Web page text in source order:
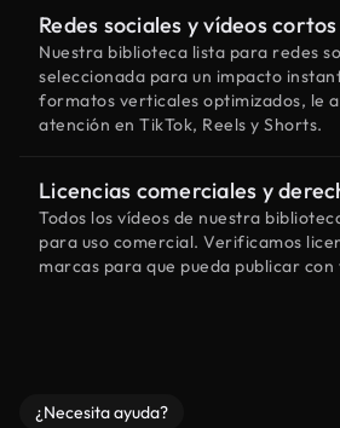
Redes sociales y vídeos cortos
Nuestra biblioteca lista para redes
seleccionada para un impacto
formatos verticales optimizados, le
atención en TikTok, Reels y Shorts.
Licencias comerciales y
Todos los vídeos de nuestra
para uso comercial. Verificamos
marcas para que pueda publicar
¿Necesita ayuda?